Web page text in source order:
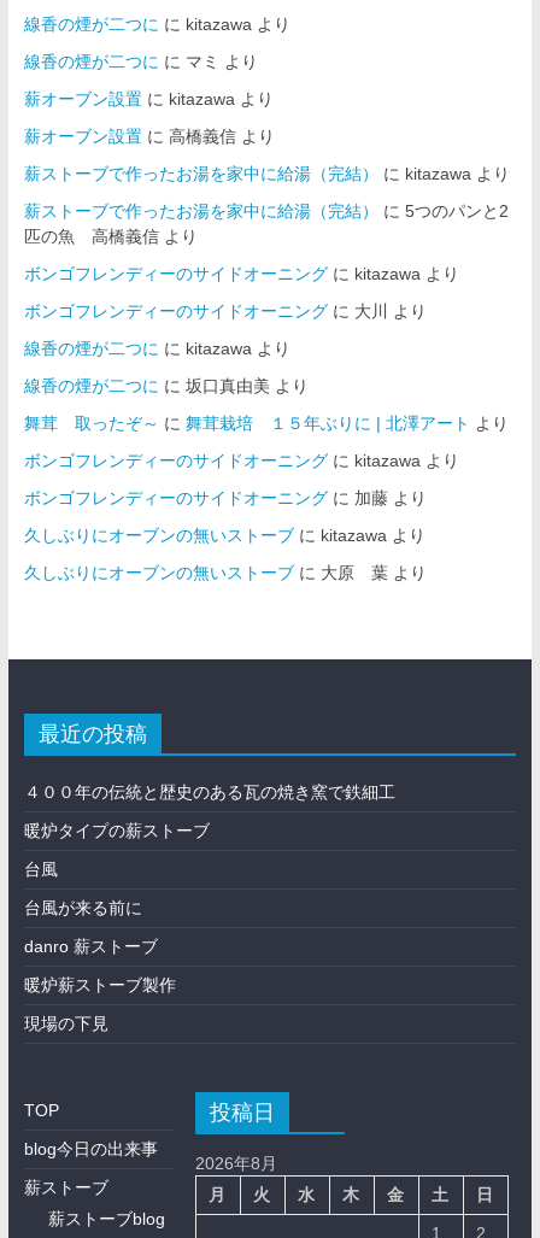
線香の煙が二つに に kitazawaより
線香の煙が二つに に マミ より
薪オーブン設置に kitazawaより
薪オーブン設置に 高橋義信より
薪ストーブで作ったお湯を家中に給湯（完結）
に kitazawaより
薪ストーブで作ったお湯を家中に給湯（完結）
に 5つのパンと2
匹の魚 高橋義信より
ボンゴフレンディーのサイドオーニングに kitazawaより
ボンゴフレンディーのサイドオーニングに 大川
より
線香の煙が二つに に kitazawaより
線香の煙が二つに に 坂口真由美 より
舞茸 取ったぞ～ に 舞茸栽培 １５年ぶりに | 北澤アート より
ボンゴフレンディーのサイドオーニングに kitazawaより
ボンゴフレンディーのサイドオーニングに 加藤より
久しぶりにオーブンの無いストーブに kitazawaより
久しぶりにオーブンの無いストーブに 大原 葉より
最近の投稿
４００年の伝統と歴史のある瓦の焼き窯で鉄細工
暖炉タイプの薪ストーブ
台風
台風が来る前に
danro 薪ストーブ
暖炉薪ストーブ製作
現場の下見
TOP
blog今日の出来事
薪ストーブ
薪ストーブblog
投稿日
2026年8月
月
火 水 木 金 土 日
1
2